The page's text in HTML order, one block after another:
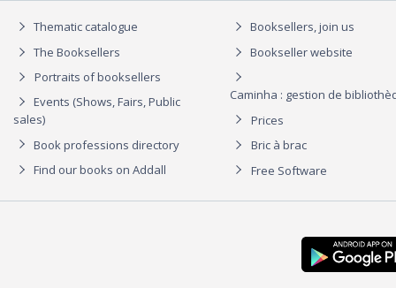
Thematic catalogue
The Booksellers
Portraits of booksellers
Events (Shows, Fairs, Public
sales)
Book professions directory
Find our books on Addall
Booksellers, join us
Bookseller website
Caminha : gestion de
Prices
Bric à brac
Free Software